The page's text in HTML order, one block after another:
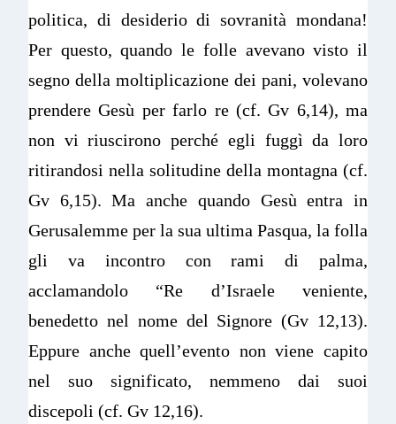
politica, di desiderio di sovranità mondana!
Per questo, quando le folle avevano visto il
segno della moltiplicazione dei pani, volevano
prendere Gesù per farlo re (cf. Gv 6,14), ma
non vi riuscirono perché egli fuggì da loro
ritirandosi nella solitudine della montagna (cf.
Gv 6,15). Ma anche quando Gesù entra in
Gerusalemme per la sua ultima Pasqua, la folla
gli va incontro con rami di palma,
acclamandolo “Re d’Israele veniente,
benedetto nel nome del Signore (Gv 12,13).
Eppure anche quell’evento non viene capito
nel suo significato, nemmeno dai suoi
discepoli (cf. Gv 12,16).